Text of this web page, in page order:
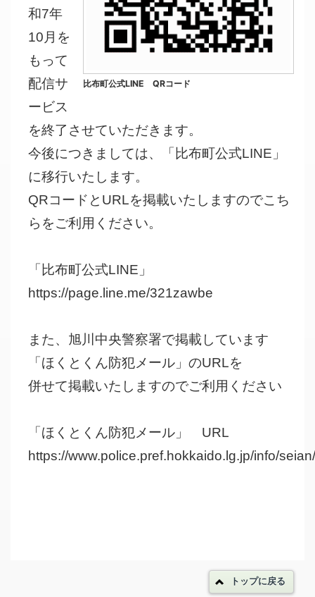
比布町公式LINE QRコード
和7年
10月を
もって
配信サ
ービス
を終了させていただきます。
今後につきましては、「比布町公式LINE」
に移行いたします。
QRコードとURLを掲載いたしますのでこち
らをご利用ください。
「比布町公式LINE」
https://page.line.me/321zawbe
また、旭川中央警察署で掲載しています
「ほくとくん防犯メール」のURLを
併せて掲載いたしますのでご利用ください
「ほくとくん防犯メール」 URL
https://www.police.pref.hokkaido.lg.jp/info/
トップに戻る